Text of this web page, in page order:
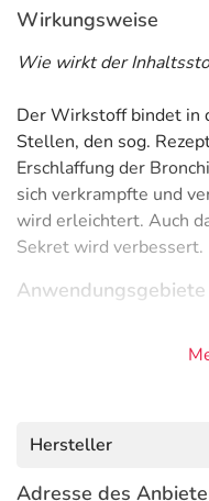
Wirkungsweise
Wie wirkt der
Der Wirkstoff bindet in
Stellen, den sog.
Erschlaffung der
sich verkrampfte und
wird erleichtert. Auch
Sekret wird verbessert.
Anwendungsgebiete
- Lungenemphysem
Gegenanzeigen
Hersteller
Adresse des